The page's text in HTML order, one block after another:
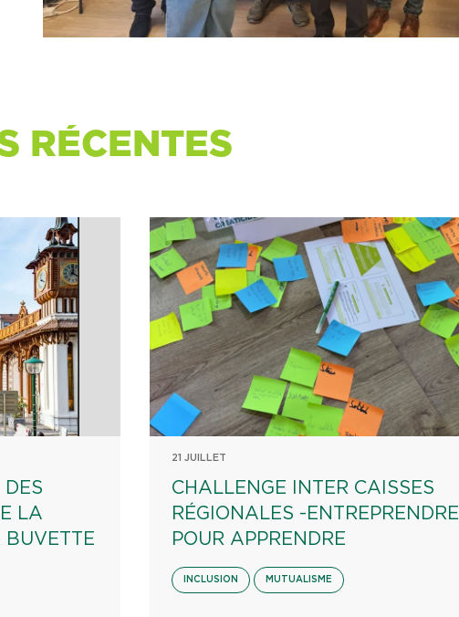
RÉCENTES
DES
LA
BUVETTE
21 JUILLET
CHALLENGE INTER CAISSES
RÉGIONALES -ENTREPRENDRE
POUR APPRENDRE
INCLUSION MUTUALISME